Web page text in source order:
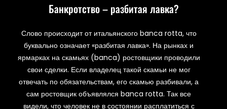
Банкротство – разбитая лавка?
Слово происходит от итальянского banca rotta, что
буквально означает «разбитая лавка». На рынках и
ярмарках на скамьях (banca) ростовщики проводили
свои сделки. Если владелец такой скамьи не мог
отвечать по обязательствам, его скамью разбивали, а
сам ростовщик объявлялся banca rotta. Так все
видели, что человек не в состоянии расплатиться с